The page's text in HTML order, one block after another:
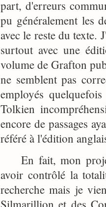
part, d'erreurs
pu généralement les
avec le reste du texte.
surtout avec une
volume de Grafton
ne semblent pas
employés
Tolkien
encore de passages
référé à l'édition
En fait, mon projet
avoir contrôlé la
recherche mais je
Silmarillion et des